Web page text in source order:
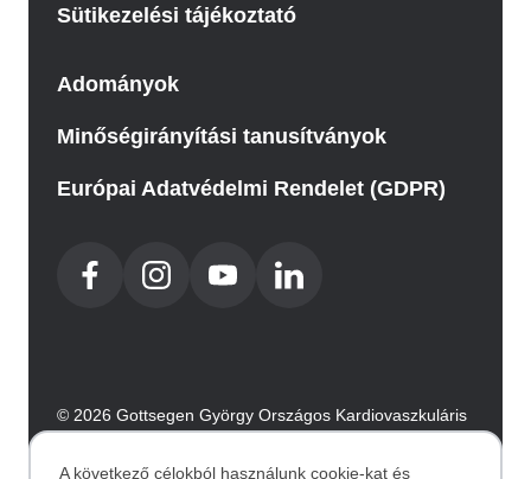
Sütikezelési tájékoztató
Adományok
Minőségirányítási tanusítványok
Európai Adatvédelmi Rendelet (GDPR)
© 2026 Gottsegen György Országos Kardiovaszkuláris
Intézet. Minden jog fenntartva.
A következő célokból használunk cookie-kat és